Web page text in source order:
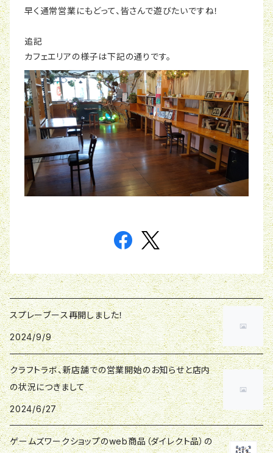
早く通常営業にもどって、皆さんで遊びたいですね！
追記
カフェエリアの様子は下記の通りです。
スプレーブース再開しました！
2024/9/9
クラフトラボ、新店舗での営業開始のお知らせと店内
の状況につきまして
2024/6/27
ゲームズワークショップのweb商品（ダイレクト品）の